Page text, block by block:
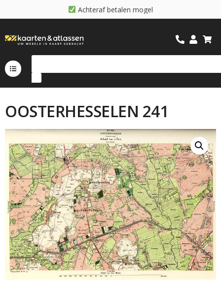
Achteraf betalen mogel
OOSTERHESSELEN 241